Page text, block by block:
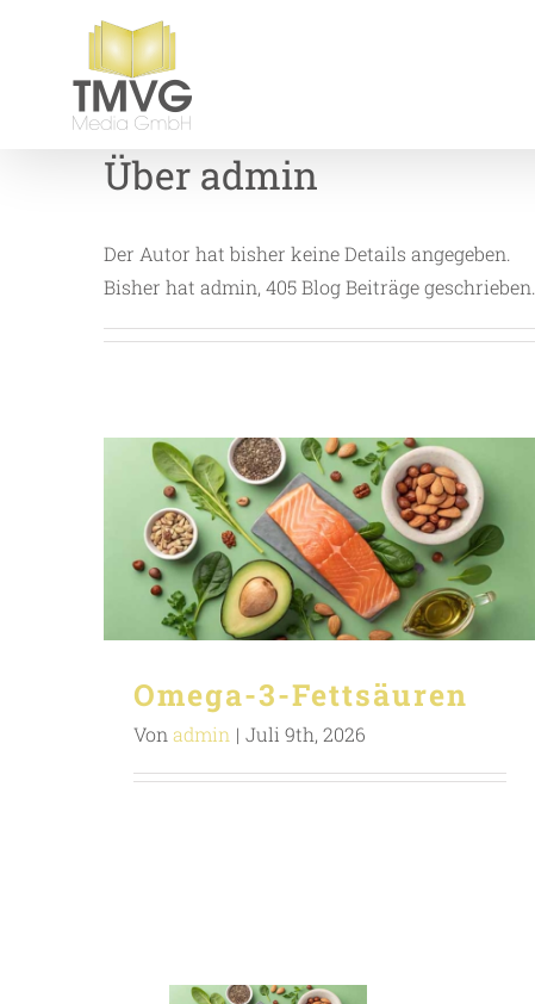
springen
Über admin
Der Autor hat bisher keine Details angegeben.
Bisher hat admin, 405 Blog Beiträge geschrieben.
Omega-3-Fettsäuren
Von admin | Juli 9th, 2026